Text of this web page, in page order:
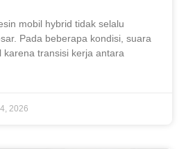
mobil hybrid tidak selalu
Pada beberapa kondisi, suara
karena transisi kerja antara
2026